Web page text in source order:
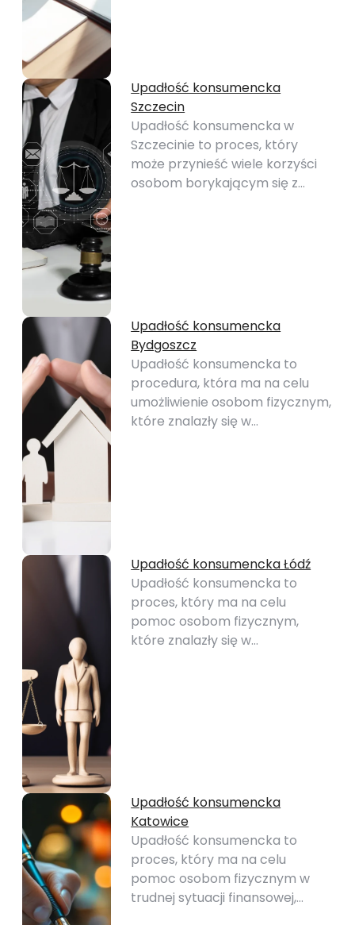
Upadłość konsumencka
Szczecin
Upadłość konsumencka w
Szczecinie to proces, który
może przynieść wiele korzyści
osobom borykającym się z…
Upadłość konsumencka
Bydgoszcz
Upadłość konsumencka to
procedura, która ma na celu
umożliwienie osobom fizycznym,
które znalazły się w…
Upadłość konsumencka Łódź
Upadłość konsumencka to
proces, który ma na celu
pomoc osobom fizycznym,
które znalazły się w…
Upadłość konsumencka
Katowice
Upadłość konsumencka to
proces, który ma na celu
pomoc osobom fizycznym w
trudnej sytuacji finansowej,…